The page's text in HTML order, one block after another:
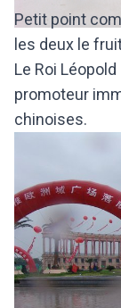
Petit point
les deux le
Le Roi
promoteur
chinoises.